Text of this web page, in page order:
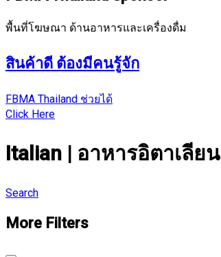
พื้นที่โฆษณา ด้านอาหารและเครื่องดื่ม
สินค้าดี ต้องมีคนรู้จัก
FBMA Thailand ช่วยได้
Click Here
Italian | อาหารอิตาเลียน
Search
More Filters